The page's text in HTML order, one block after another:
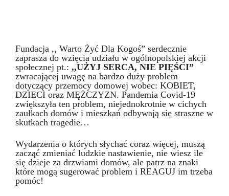
Fundacja ,, Warto Żyć Dla Kogoś” serdecznie
zaprasza do wzięcia udziału w ogólnopolskiej akcji
społecznej pt.: ,,UŻYJ SERCA, NIE PIĘŚCI”
zwracającej uwagę na bardzo duży problem
dotyczący przemocy domowej wobec: KOBIET,
DZIECI oraz MĘŻCZYZN. Pandemia Covid-19
zwiększyła ten problem, niejednokrotnie w cichych
zaułkach domów i mieszkań odbywają się straszne w
skutkach tragedie…
Wydarzenia o których słychać coraz więcej, muszą
zacząć zmieniać ludzkie nastawienie, nie wiesz ile
się dzieje za drzwiami domów, ale patrz na znaki
które mogą sugerować problem i REAGUJ im trzeba
pomóc!